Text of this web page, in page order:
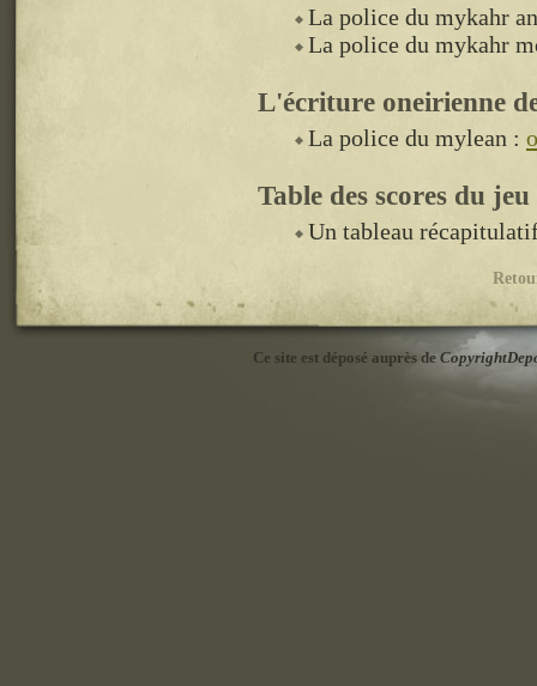
La police du mykahr
La police du mykahr
L'écriture oneirienne
La police du mylean :
Table des scores du
Un tableau
Ce site est déposé auprès de